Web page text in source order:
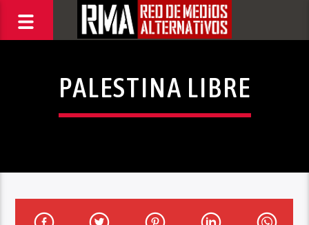
PALESTINA LIBRE